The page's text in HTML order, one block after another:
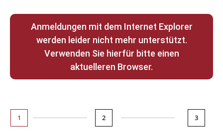
Anmeldungen mit dem Internet Explorer
werden leider nicht mehr unterstützt.
Verwenden Sie hierfür bitte einen
aktuelleren Browser.
1 2 3